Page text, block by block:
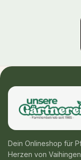
Dein Onlineshop für
Herzen von